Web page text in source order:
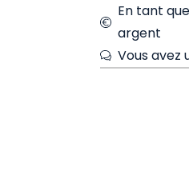
En tant
argent
Vous avez